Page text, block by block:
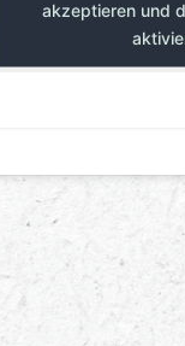
akzeptieren und